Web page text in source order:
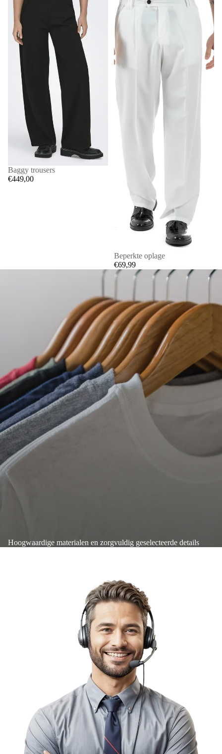
Baggy trousers
€449,00
Beperkte oplage
€69,99
Hoogwaardige materialen en zorgvuldig geselecteerde details